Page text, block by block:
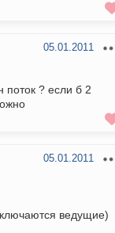
05.01.2011
поток ? если б 2
05.01.2011
ведущие)